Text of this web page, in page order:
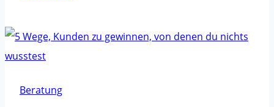
Beratung